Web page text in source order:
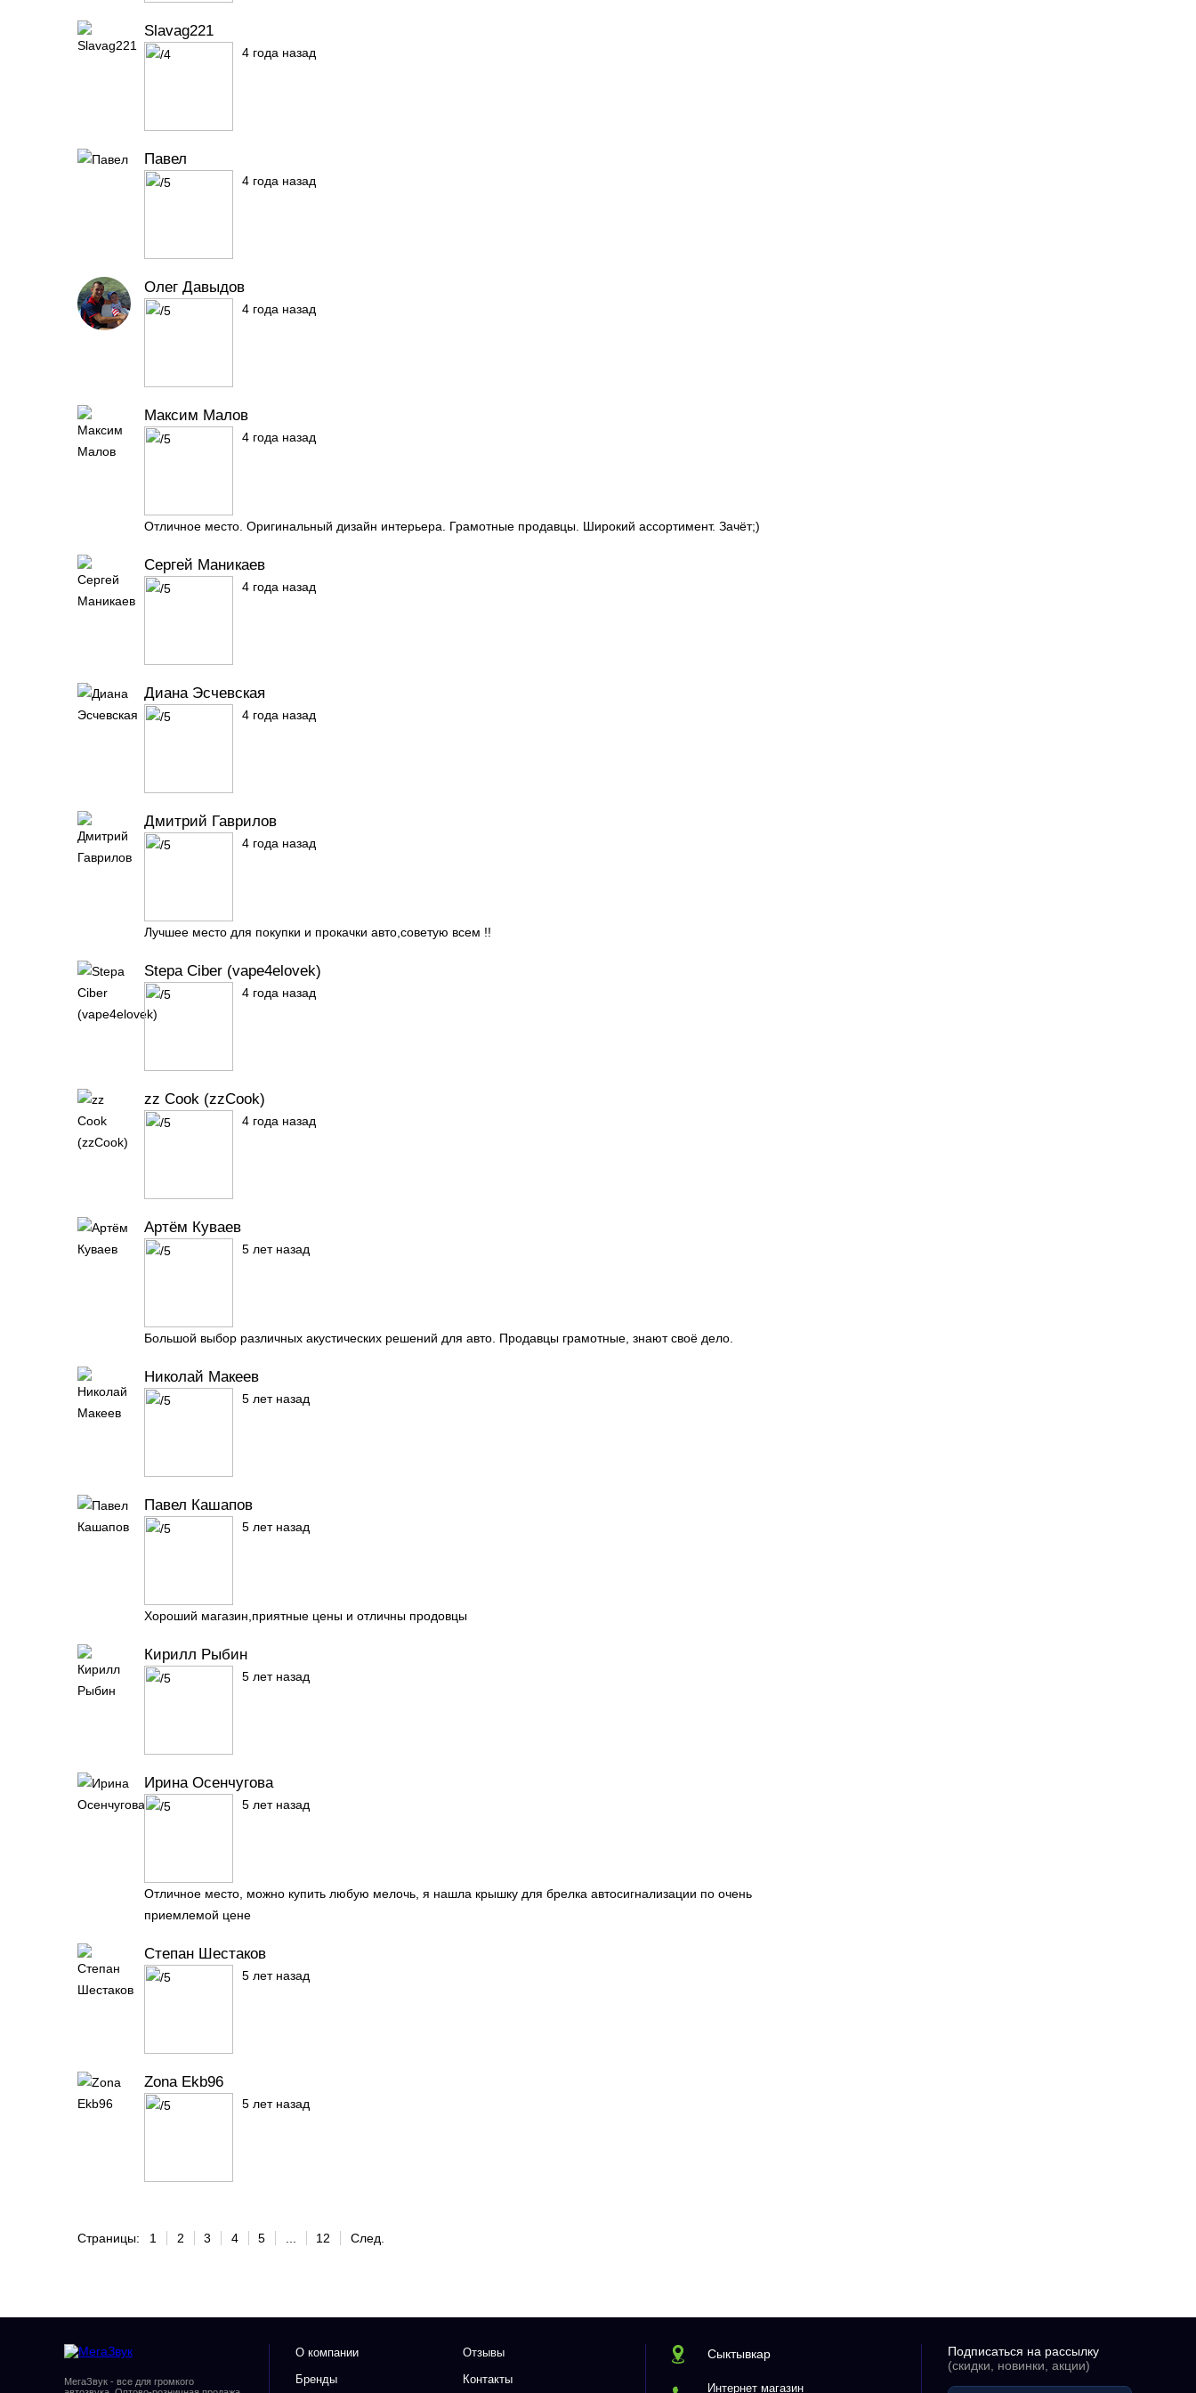
Slavag221
4 года назад
Павел
4 года назад
Олег Давыдов
4 года назад
Максим Малов
4 года назад
Отличное место. Оригинальный дизайн интерьера. Грамотные продавцы. Широкий ассортимент. Зачёт;)
Сергей Маникаев
4 года назад
Диана Эсчевская
4 года назад
Дмитрий Гаврилов
4 года назад
Лучшее место для покупки и прокачки авто,советую всем !!
Stepa Ciber (vape4elovek)
4 года назад
zz Cook (zzCook)
4 года назад
Артём Куваев
5 лет назад
Большой выбор различных акустических решений для авто. Продавцы грамотные, знают своё дело.
Николай Макеев
5 лет назад
Павел Кашапов
5 лет назад
Хороший магазин,приятные цены и отличны продовцы
Кирилл Рыбин
5 лет назад
Ирина Осенчугова
5 лет назад
Отличное место, можно купить любую мелочь, я нашла крышку для брелка автосигнализации по очень
приемлемой цене
Степан Шестаков
5 лет назад
Zona Ekb96
5 лет назад
Страницы: 1 2 3 4 5 12 След.
МегаЗвук - все для громкого
О компании
Бренды
Отзывы
Контакты
Сыктывкар
Интернет магазин
Подписаться на рассылку
(скидки, новинки, акции)